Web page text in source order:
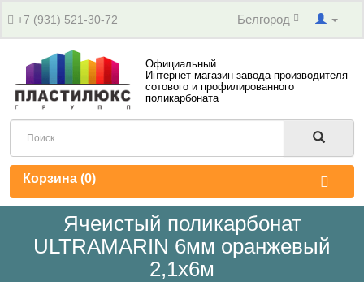
+7 (931) 521-30-72 Белгород
Официальный
Интернет-магазин завода-производителя
сотового и профилированного
поликарбоната
Корзина (0)
Ячеистый поликарбонат
ULTRAMARIN 6мм оранжевый
2,1х6м